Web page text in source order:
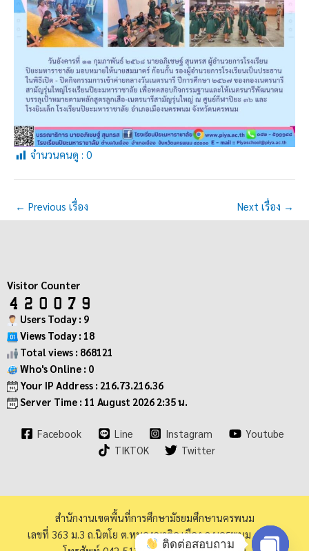
จำนวนคนดู : 0
← Previous เรื่อง Next เรื่อง →
Visitor Counter
Users Today : 9
Views Today : 18
Total views : 868121
Who's Online : 0
Your IP Address : 216.73.216.36
Server Time : 11 August 2026 2:35 น.
Facebook Line Instagram
Youtube
TIKTOK
Twitter
สำนักงานเขตพื้นที่การศึกษามัธยมศึกษานครพนม
เลขที่ 363 ม.3 ถ.นิตโย ต.หนองญาติอ.เมือง จ.นครพนม 48000
ติดต่อสอบถาม